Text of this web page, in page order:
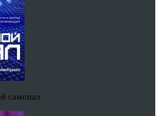
самопал